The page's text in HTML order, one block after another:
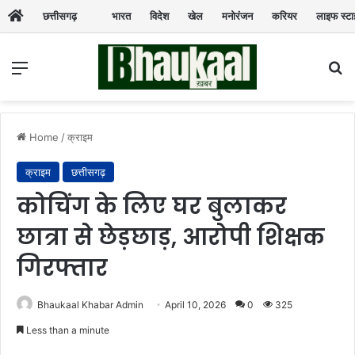
छत्तीसगढ़ भारत विदेश खेल मनोरंजन करियर लाइफ
Menu
Home /क्राइम
क्राइम छत्तीसगढ़
कोचिंग के लिए घर बुलाकर
छात्रा से छेड़छाड़, आरोपी शिक्षक
गिरफ्तार
Bhaukaal Khabar Admin April 10, 2026 0 325
Less than a minute